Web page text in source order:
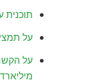
על
על
מיליארד